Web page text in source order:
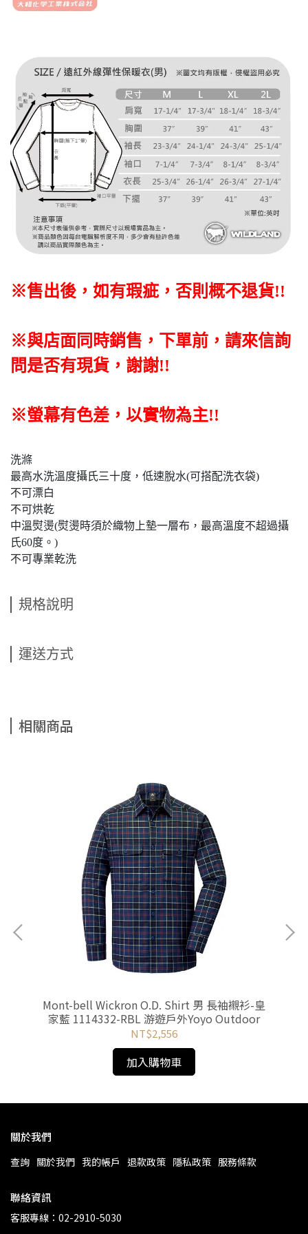
※售出後 ，如有瑕疵，否則概不退貨!!
※與店面同時銷售 ， 下單前 ， 請來信詢
問是否有現貨，謝謝!!
※螢幕有色差，以實物為主!!
洗滌
最高水洗溫度攝氏三十度，低速脫水(可搭配洗衣袋)
不可漂白
不可烘乾
中溫熨燙(熨燙時須於織物上墊一層布，最高溫度不超過攝
氏60度。)
不可專業乾洗
規格說明
運送方式
相關商品
Mont-bell Wickron O.D. Shirt 男 長袖襯衫-皇
家藍 1114332-RBL 游遊戶外Yoyo Outdoor
NT$2,556
加入購物車
關於我們
查詢 關於我們 我的帳戶 退款政策 隱私政策 服務條款
聯絡資訊
客服專線：02-2910-5030